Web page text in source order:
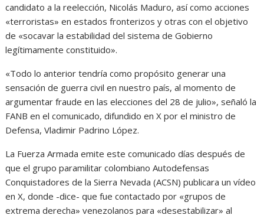
candidato a la reelección, Nicolás Maduro, así como acciones
«terroristas» en estados fronterizos y otras con el objetivo
de «socavar la estabilidad del sistema de Gobierno
legítimamente constituido».
«Todo lo anterior tendría como propósito generar una
sensación de guerra civil en nuestro país, al momento de
argumentar fraude en las elecciones del 28 de julio», señaló la
FANB en el comunicado, difundido en X por el ministro de
Defensa, Vladimir Padrino López.
La Fuerza Armada emite este comunicado días después de
que el grupo paramilitar colombiano Autodefensas
Conquistadores de la Sierra Nevada (ACSN) publicara un vídeo
en X, donde -dice- que fue contactado por «grupos de
extrema derecha» venezolanos para «desestabilizar» al